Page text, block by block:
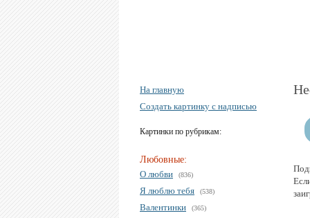
На главную
Создать картинку с надписью
Картинки по рубрикам:
Любовные:
О любви
(836)
Я люблю тебя (538)
Валентинки (365)